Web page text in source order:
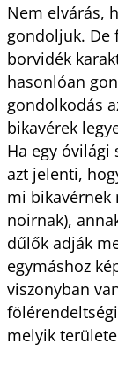
Nem elvárás,
gondoljuk. De
borvidék
hasonlóan
gondolkodás
bikavérek
Ha egy óvilági
azt jelenti,
mi bikavérnek
noirnak),
dűlők adják
egymáshoz
viszonyban
melyik